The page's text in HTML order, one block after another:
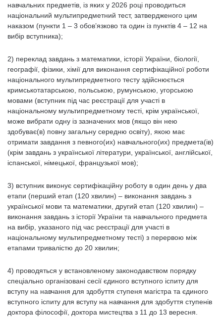
навчальних предметів, із яких у 2026 році проводиться
національний мультипредметний тест, затвердженого цим
наказом (пункти 1 – 3 обов’язково та один із пунктів 4 – 12 на
вибір вступника);
2) переклад завдань з математики, історії України, біології,
географії, фізики, хімії для виконання сертифікаційної роботи
національного мультипредметного тесту здійснюється
кримськотатарською, польською, румунською, угорською
мовами (вступник під час реєстрації для участі в
національному мультипредметному тесті, крім української,
може вибрати одну із зазначених мов (якщо він нею
здобуває(в) повну загальну середню освіту), якою має
отримати завдання з певного(их) навчального(их) предмета(ів)
(крім завдань з української літератури, української, англійської,
іспанської, німецької, французької мов);
3) вступник виконує сертифікаційну роботу в один день у два
етапи (перший етап (120 хвилин) – виконання завдань з
української мови та математики, другий етап (120 хвилин) –
виконання завдань з історії України та навчального предмета
на вибір, указаного під час реєстрації для участі в
національному мультипредметному тесті) з перервою між
етапами тривалістю до 20 хвилин;
4) проводяться у встановленому законодавством порядку
спеціально організовані сесії єдиного вступного іспиту для
вступу на навчання для здобуття ступеня магістра та єдиного
вступного іспиту для вступу на навчання для здобуття ступенів
доктора філософії, доктора мистецтва з 11 до 13 вересня.